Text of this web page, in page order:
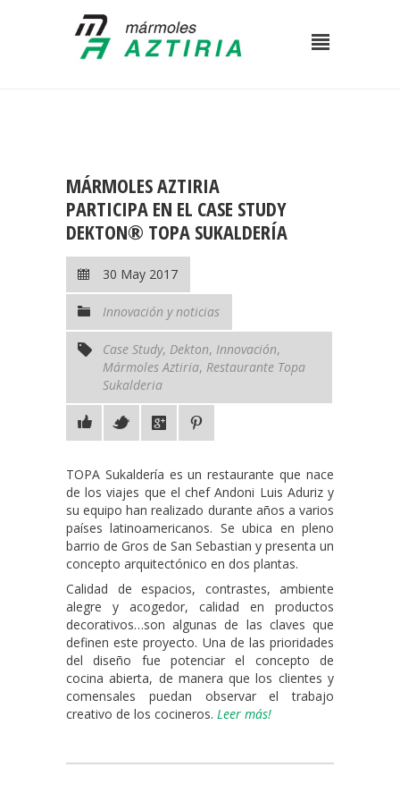
MÁRMOLES AZTIRIA
PARTICIPA EN EL CASE STUDY
DEKTON® TOPA SUKALDERÍA
30 May 2017
Innovación y noticias
Case Study, Dekton, Innovación,
Mármoles Aztiria, Restaurante Topa
Sukalderia
TOPA Sukaldería es un restaurante que nace
de los viajes que el chef Andoni Luis Aduriz y
su equipo han realizado durante años a varios
países latinoamericanos. Se ubica en pleno
barrio de Gros de San Sebastian y presenta un
concepto arquitectónico en dos plantas.
Calidad de espacios, contrastes, ambiente
alegre y acogedor, calidad en productos
decorativos…son algunas de las claves que
definen este proyecto. Una de las prioridades
del diseño fue potenciar el concepto de
cocina abierta, de manera que los clientes y
comensales puedan observar el trabajo
creativo de los cocineros. Leer más!